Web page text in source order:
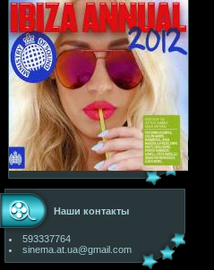
Наши контакты
593337764
sinema.at.ua@gmail.com